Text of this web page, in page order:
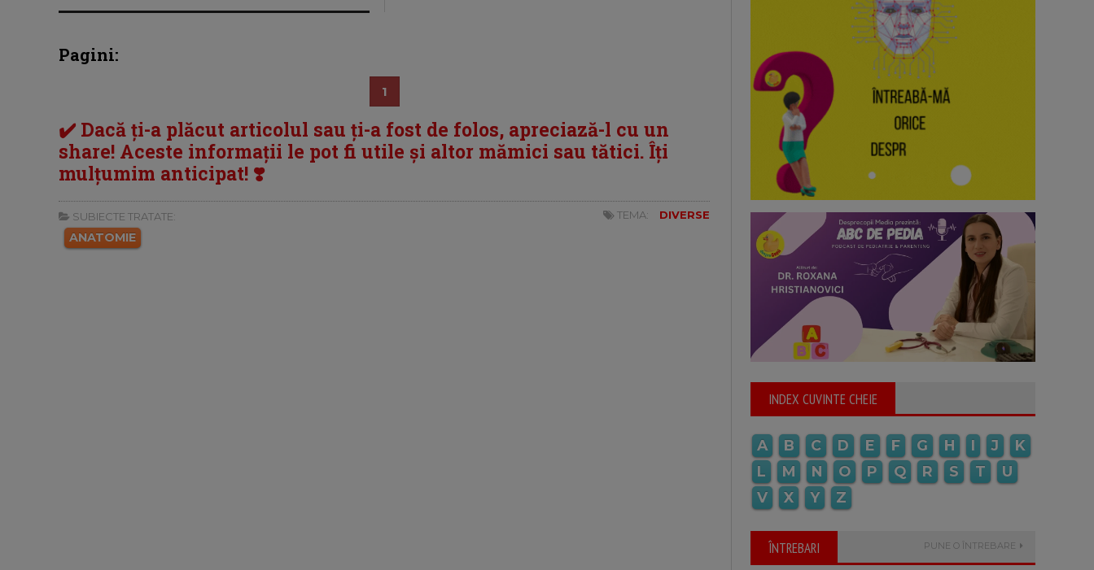
Pagini:
1
✔️ Dacă ți-a plăcut articolul sau ți-a fost de folos, apreciază-l cu un
share! Aceste informații le pot fi utile și altor mămici sau tătici. Îți
mulțumim anticipat! ❣️
SUBIECTE TRATATE:
ANATOMIE
TEMA: DIVERSE
INDEX CUVINTE CHEIE
A B C D E F G H I J
K
L
M N O P Q R S T
U
V
X Y Z
ÎNTREBARI PUNE O ÎNTREBARE